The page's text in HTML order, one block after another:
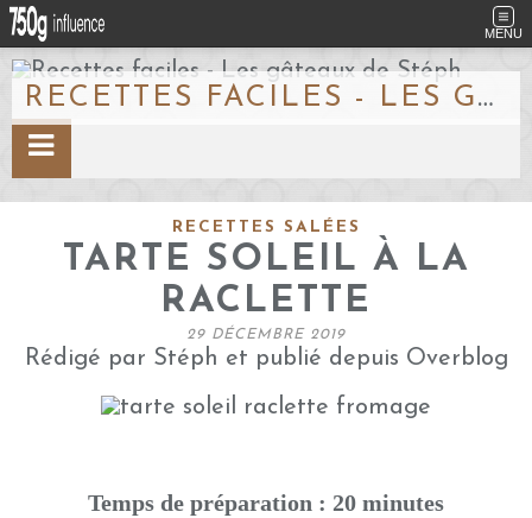
MENU
RECETTES FACILES - LES GÂTEAUX DE STÉPH
RECETTES SALÉES
TARTE SOLEIL À LA
RACLETTE
29 DÉCEMBRE 2019
Rédigé par Stéph et publié depuis Overblog
Temps de préparation : 20 minutes